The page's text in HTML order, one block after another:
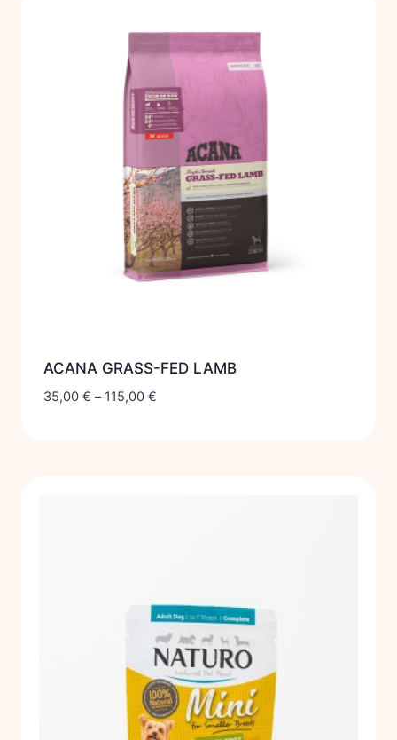
ACANA GRASS-FED LAMB
35,00 € – 115,00 €